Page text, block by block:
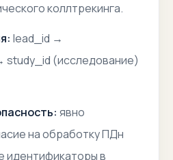
коллтрекинга.
lead_id →
(исследование)
явно
на обработку ПДн
идентификаторы в